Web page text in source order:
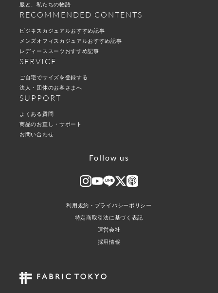
服と、私たちの物語
RECOMMENDED CONTENTS
ビジネスカジュアルおすすめ記事
メンズオフィスカジュアルおすすめ記事
レディーススーツおすすめ記事
SERVICE
ご自宅でサイズを登録する
法人・団体のお客さまへ
SUPPORT
よくある質問
商品のお直し・サポート
お問い合わせ
Follow us
利用規約・プライバシーポリシー
特定商取引法に基づく表記
運営会社
採用情報